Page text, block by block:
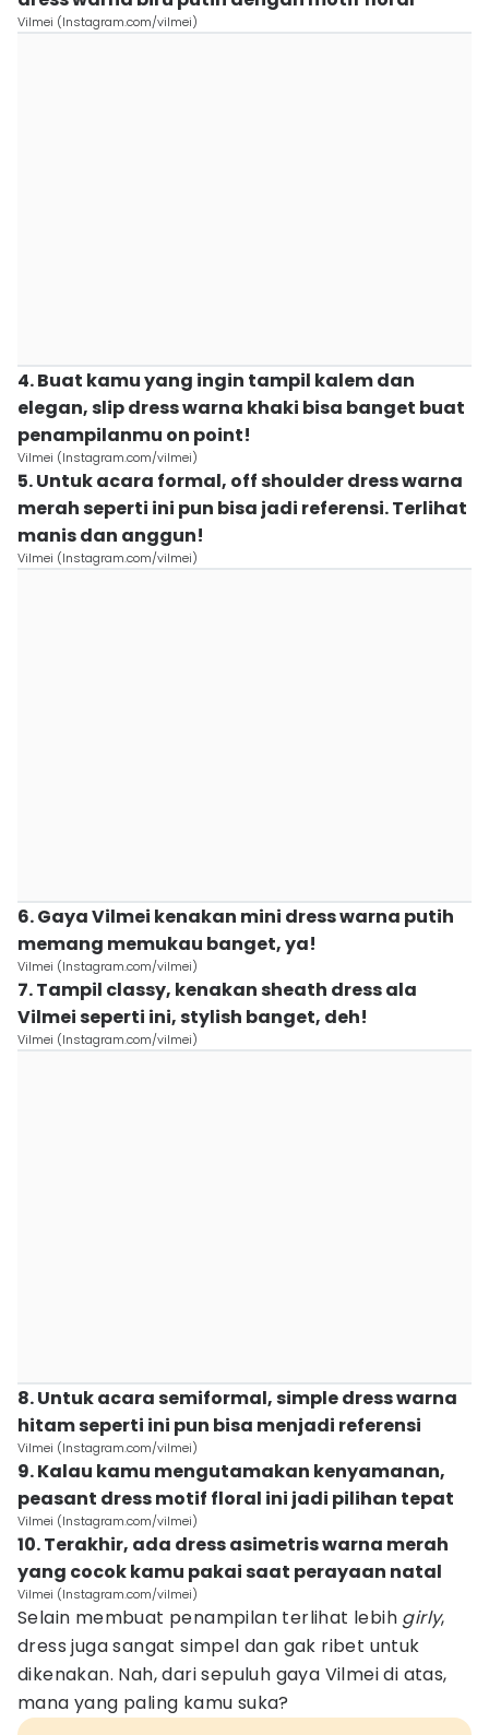
Vilmei (Instagram.com/vilmei)
4. Buat kamu yang ingin tampil kalem dan
elegan, slip dress warna khaki bisa banget buat
penampilanmu on point!
Vilmei (Instagram.com/vilmei)
5. Untuk acara formal, off shoulder dress warna
merah seperti ini pun bisa jadi referensi. Terlihat
manis dan anggun!
Vilmei (Instagram.com/vilmei)
6. Gaya Vilmei kenakan mini dress warna putih
memang memukau banget, ya!
Vilmei (Instagram.com/vilmei)
7. Tampil classy, kenakan sheath dress ala
Vilmei seperti ini, stylish banget, deh!
Vilmei (Instagram.com/vilmei)
8. Untuk acara semiformal, simple dress warna
hitam seperti ini pun bisa menjadi referensi
Vilmei (Instagram.com/vilmei)
9. Kalau kamu mengutamakan kenyamanan,
peasant dress motif floral ini jadi pilihan tepat
Vilmei (Instagram.com/vilmei)
10. Terakhir, ada dress asimetris warna merah
yang cocok kamu pakai saat perayaan natal
Vilmei (Instagram.com/vilmei)
Selain membuat penampilan terlihat lebih girly,
dress juga sangat simpel dan gak ribet untuk
dikenakan. Nah, dari sepuluh gaya Vilmei di atas,
mana yang paling kamu suka?